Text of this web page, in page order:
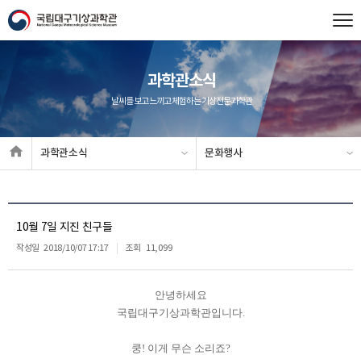
과학관소식
날씨를 보고 느끼고 체험하는 기상전문과학관
과학관소식 문화행사
10월 7일 지진 친구들
작성일 2018/10/07 17:17 조회 11,099
안녕하세요
국립대구기상과학관입니다.
쿵! 이게 무슨 소리죠?